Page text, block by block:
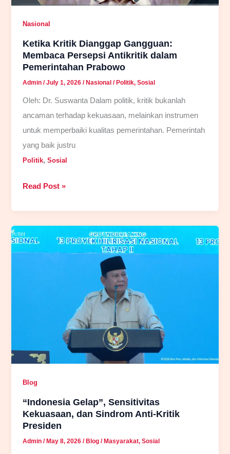
Nasional
Ketika Kritik Dianggap Gangguan:
Membaca Persepsi Antikritik dalam
Pemerintahan Prabowo
Admin/July 1, 2026/ Nasional / Politik,Sosial
Oleh: Dr. Suswanta Dalam politik, kritik bukanlah
ancaman terhadap kekuasaan, melainkan instrumen
untuk memperbaiki kualitas pemerintahan. Pemerintah
yang baik justru
Politik,Sosial
Ketika
Gangguan:
Membaca
Read Post »
Blog
“Indonesia Gelap”, Sensitivitas
Kekuasaan, dan Sindrom Anti-Kritik
Presiden
Admin/May 8, 2026/Blog /Masyarakat,Sosial